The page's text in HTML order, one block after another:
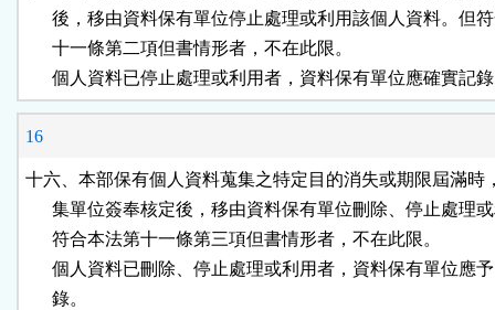
後，移由資料保有單位停止處理或利用該個人資料。但
      十一條第二項但書情形者，不在此限。
個人資料已停止處理或利用者，資料保有單位應確實記
16
十六、本部保有個人資料蒐集之特定目的消失或期限屆滿時
集單位簽奉核定後，移由資料保有單位刪除、停止處理
      符合本法第十一條第三項但書情形者，不在此限。
個人資料已刪除、停止處理或利用者，資料保有單位應
      錄。